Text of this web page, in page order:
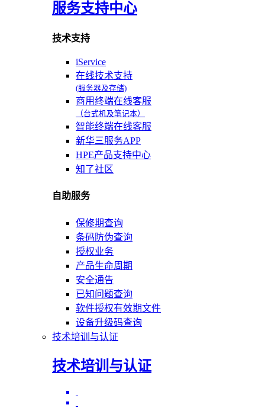
服务支持中心
技术支持
iService
在线技术支持
(服务器及存储)
商用终端在线客服
（台式机及笔记本）
智能终端在线客服
新华三服务APP
HPE产品支持中心
知了社区
自助服务
保修期查询
条码防伪查询
授权业务
产品生命周期
安全通告
已知问题查询
软件授权有效期文件
设备升级码查询
技术培训与认证
技术培训与认证